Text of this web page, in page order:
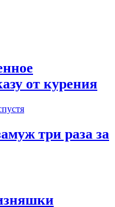
от курения
три раза за